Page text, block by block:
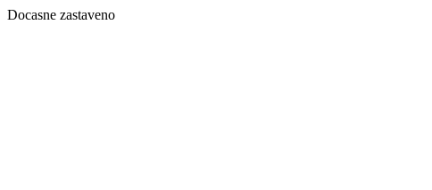
Docasne zastaveno